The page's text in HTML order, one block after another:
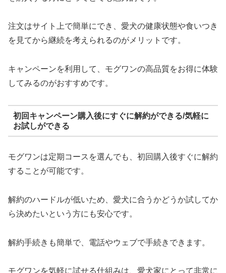
注文はサイト上で簡単にでき、愛犬の健康状態や食いつき
を見てから継続を考えられるのがメリットです。
キャンペーンを利用して、モグワンの高品質をお得に体験
してみるのがおすすめです。
初回キャンペーン購入後にすぐに解約ができる/気軽に
お試しができる
モグワンは定期コースを選んでも、初回購入後すぐに解約
することが可能です。
解約のハードルが低いため、愛犬に合うかどうか試してか
ら決めたいという方にも安心です。
解約手続きも簡単で、電話やウェブで手続きできます。
モグワンを気軽に試せる仕組みは、愛犬家にとって非常に